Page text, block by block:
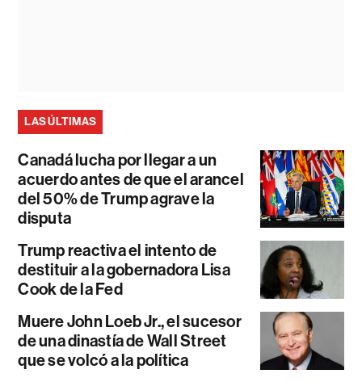
LAS ÚLTIMAS
Canadá lucha por llegar a un
acuerdo antes de que el arancel
del 50% de Trump agrave la
disputa
Trump reactiva el intento de
destituir a la gobernadora Lisa
Cook de la Fed
Muere John Loeb Jr., el sucesor
de una dinastía de Wall Street
que se volcó a la política